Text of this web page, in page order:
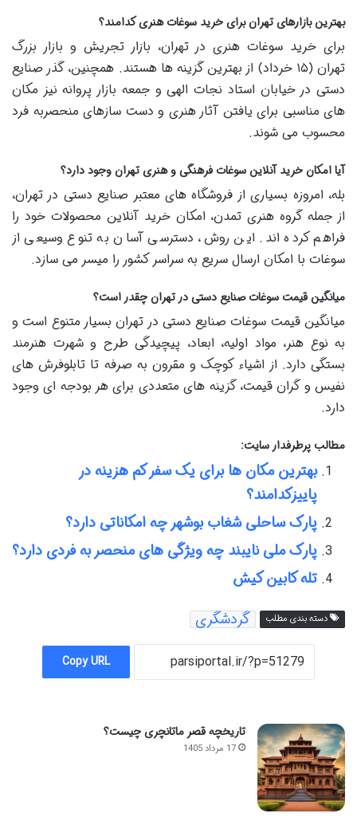
بهترین بازارهای تهران برای خرید سوغات هنری کدامند؟
برای خرید سوغات هنری در تهران، بازار تجریش و بازار بزرگ
تهران (۱۵ خرداد) از بهترین گزینه ها هستند. همچنین، گذر صنایع
دستی در خیابان استاد نجات الهی و جمعه بازار پروانه نیز مکان
های مناسبی برای یافتن آثار هنری و دست سازهای منحصربه فرد
محسوب می شوند.
آیا امکان خرید آنلاین سوغات فرهنگی و هنری تهران وجود دارد؟
بله، امروزه بسیاری از فروشگاه های معتبر صنایع دستی در تهران،
از جمله گروه هنری تمدن، امکان خرید آنلاین محصولات خود را
فراهم کرده اند. این روش، دسترسی آسان به تنوع وسیعی از
سوغات با امکان ارسال سریع به سراسر کشور را میسر می سازد.
میانگین قیمت سوغات صنایع دستی در تهران چقدر است؟
میانگین قیمت سوغات صنایع دستی در تهران بسیار متنوع است و
به نوع هنر، مواد اولیه، ابعاد، پیچیدگی طرح و شهرت هنرمند
بستگی دارد. از اشیاء کوچک و مقرون به صرفه تا تابلوفرش های
نفیس و گران قیمت، گزینه های متعددی برای هر بودجه ای وجود
دارد.
مطالب پرطرفدار سایت:
بهترین مکان ها برای یک سفر کم هزینه در
پاییزکدامند؟
پارک ساحلی شغاب بوشهر چه امکاناتی دارد؟
پارک ملی نایبند چه ویژگی های منحصر به فردی دارد؟
تله کابین کیش
دسته بندی مطلب گردشگری
Copy URL
تاریخچه قصر ماتانچری چیست؟
17 مرداد 1405